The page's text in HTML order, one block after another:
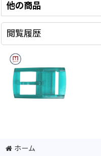
・豊富なカラーバリエー
品名／型
SKIMP BELT
サイズ
素材／材質
ポリカーボネ
色
ターコイズ
アルコール
他の商品
SKIMPキーリング
閲覧履歴
ホーム